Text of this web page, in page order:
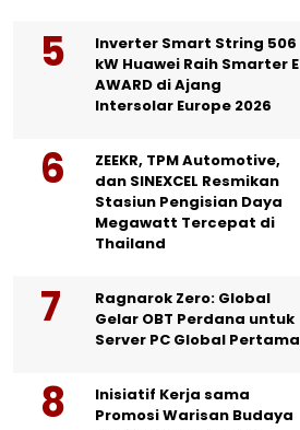
Inverter Smart String 506
kW Huawei Raih Smarter E
AWARD di Ajang
Intersolar Europe 2026
ZEEKR, TPM Automotive,
dan SINEXCEL Resmikan
Stasiun Pengisian Daya
Megawatt Tercepat di
Thailand
Ragnarok Zero: Global
Gelar OBT Perdana untuk
Server PC Global Pertama
Inisiatif Kerja sama
Promosi Warisan Budaya